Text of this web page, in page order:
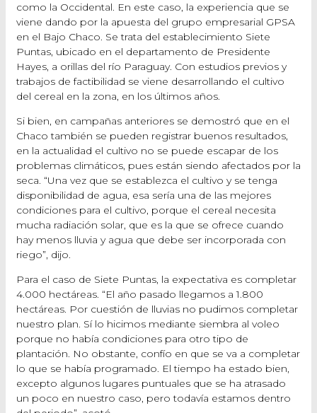
como la Occidental. En este caso, la experiencia que se
viene dando por la apuesta del grupo empresarial GPSA
en el Bajo Chaco. Se trata del establecimiento Siete
Puntas, ubicado en el departamento de Presidente
Hayes, a orillas del río Paraguay. Con estudios previos y
trabajos de factibilidad se viene desarrollando el cultivo
del cereal en la zona, en los últimos años.
Si bien, en campañas anteriores se demostró que en el
Chaco también se pueden registrar buenos resultados,
en la actualidad el cultivo no se puede escapar de los
problemas climáticos, pues están siendo afectados por la
seca. “Una vez que se establezca el cultivo y se tenga
disponibilidad de agua, esa sería una de las mejores
condiciones para el cultivo, porque el cereal necesita
mucha radiación solar, que es la que se ofrece cuando
hay menos lluvia y agua que debe ser incorporada con
riego”, dijo.
Para el caso de Siete Puntas, la expectativa es completar
4.000 hectáreas. “El año pasado llegamos a 1.800
hectáreas. Por cuestión de lluvias no pudimos completar
nuestro plan. Sí lo hicimos mediante siembra al voleo
porque no había condiciones para otro tipo de
plantación. No obstante, confío en que se va a completar
lo que se había programado. El tiempo ha estado bien,
excepto algunos lugares puntuales que se ha atrasado
un poco en nuestro caso, pero todavía estamos dentro